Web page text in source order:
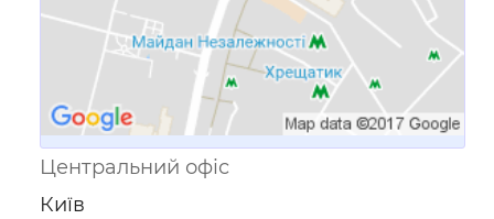
Центральний офіс
Київ